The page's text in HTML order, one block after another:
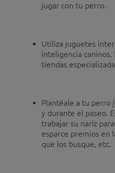
jugar con tu perro.
Utiliza juguetes
inteligencia caninos.
tiendas
Plantéale a tu perro
y durante el paseo.
trabajar su nariz
esparce premios en
que los busque, etc.